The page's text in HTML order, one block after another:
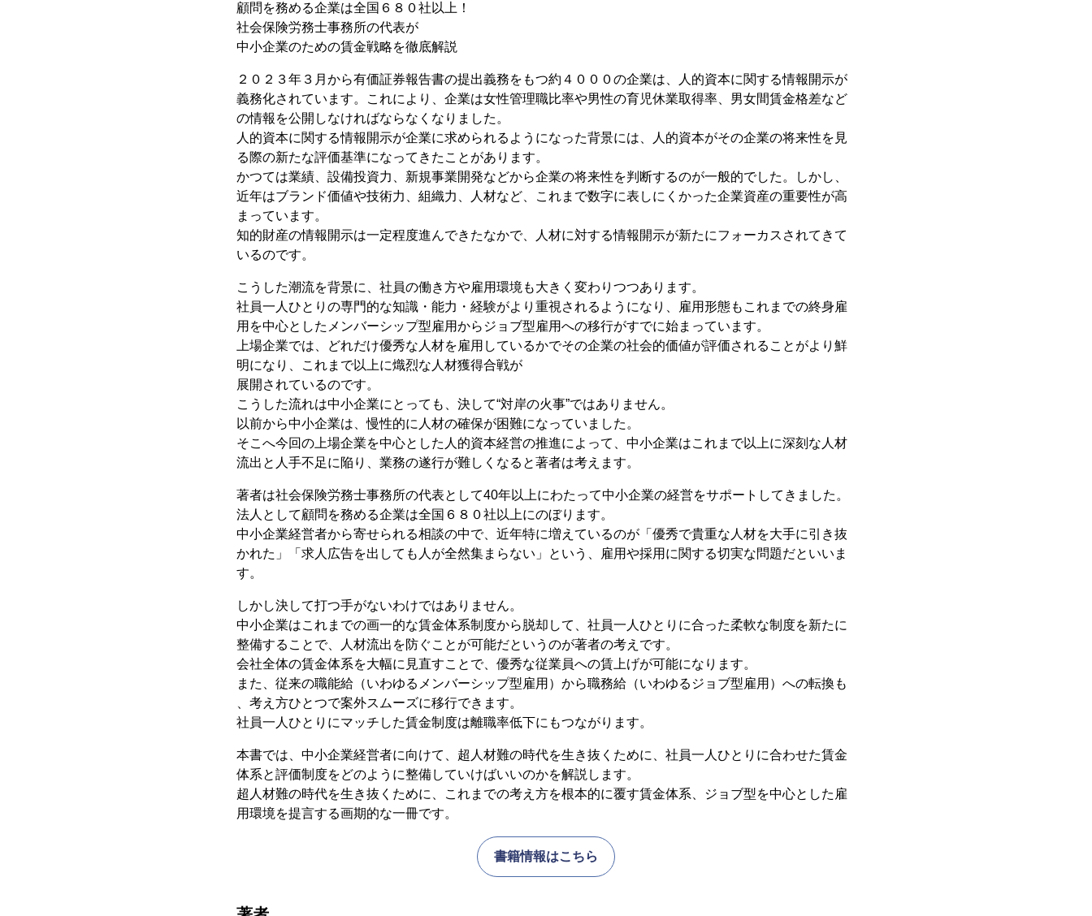
顧問を務める企業は全国６８０社以上！
社会保険労務士事務所の代表が
中小企業のための賃金戦略を徹底解説
２０２３年３月から有価証券報告書の提出義務をもつ約４０００の企業は、人的資本に関する情報開示が
義務化されています。これにより、企業は女性管理職比率や男性の育児休業取得率、男女間賃金格差など
の情報を公開しなければならなくなりました。
人的資本に関する情報開示が企業に求められるようになった背景には、人的資本がその企業の将来性を見
る際の新たな評価基準になってきたことがあります。
かつては業績、設備投資力、新規事業開発などから企業の将来性を判断するのが一般的でした。しかし、
近年はブランド価値や技術力、組織力、人材など、これまで数字に表しにくかった企業資産の重要性が高
まっています。
知的財産の情報開示は一定程度進んできたなかで、人材に対する情報開示が新たにフォーカスされてきて
いるのです。
こうした潮流を背景に、社員の働き方や雇用環境も大きく変わりつつあります。
社員一人ひとりの専門的な知識・能力・経験がより重視されるようになり、雇用形態もこれまでの終身雇
用を中心としたメンバーシップ型雇用からジョブ型雇用への移行がすでに始まっています。
上場企業では、どれだけ優秀な人材を雇用しているかでその企業の社会的価値が評価されることがより鮮
明になり、これまで以上に熾烈な人材獲得合戦が
展開されているのです。
こうした流れは中小企業にとっても、決して“対岸の火事”ではありません。
以前から中小企業は、慢性的に人材の確保が困難になっていました。
そこへ今回の上場企業を中心とした人的資本経営の推進によって、中小企業はこれまで以上に深刻な人材
流出と人手不足に陥り、業務の遂行が難しくなると著者は考えます。
著者は社会保険労務士事務所の代表として40年以上にわたって中小企業の経営をサポートしてきました。
法人として顧問を務める企業は全国６８０社以上にのぼります。
中小企業経営者から寄せられる相談の中で、近年特に増えているのが「優秀で貴重な人材を大手に引き抜
かれた」「求人広告を出しても人が全然集まらない」という、雇用や採用に関する切実な問題だといいま
す。
しかし決して打つ手がないわけではありません。
中小企業はこれまでの画一的な賃金体系制度から脱却して、社員一人ひとりに合った柔軟な制度を新たに
整備することで、人材流出を防ぐことが可能だというのが著者の考えです。
会社全体の賃金体系を大幅に見直すことで、優秀な従業員への賃上げが可能になります。
また、従来の職能給（いわゆるメンバーシップ型雇用）から職務給（いわゆるジョブ型雇用）への転換も
、考え方ひとつで案外スムーズに移行できます。
社員一人ひとりにマッチした賃金制度は離職率低下にもつながります。
本書では、中小企業経営者に向けて、超人材難の時代を生き抜くために、社員一人ひとりに合わせた賃金
体系と評価制度をどのように整備していけばいいのかを解説します。
超人材難の時代を生き抜くために、これまでの考え方を根本的に覆す賃金体系、ジョブ型を中心とした雇
用環境を提言する画期的な一冊です。
書籍情報はこちら